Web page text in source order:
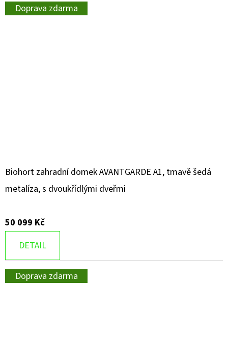
Doprava zdarma
Biohort zahradní domek AVANTGARDE A1, tmavě šedá
metalíza, s dvoukřídlými dveřmi
50 099 Kč
DETAIL
Doprava zdarma